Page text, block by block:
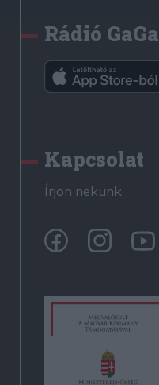
Rádió
Kapcsolat
Írjon nekünk